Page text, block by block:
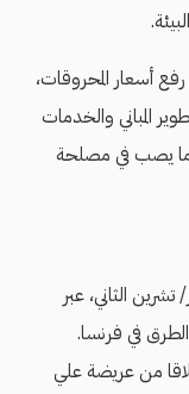
أسعار المحروقات،
المباني والخدمات
ما يصب في مصلحة
يوم السبت 17 نوفمبر/ تشرين الثاني، عبر
في فرنسا.
من عريضة علي